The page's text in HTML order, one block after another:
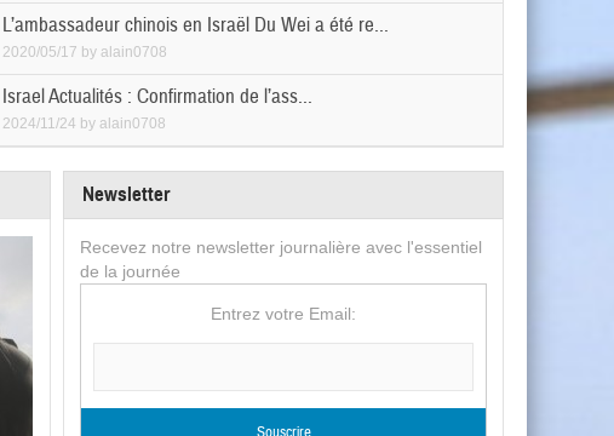
L’ambassadeur chinois en Israël Du Wei a été re...
2020/05/17 by alain0708
Israel Actualités : Confirmation de l’ass...
2024/11/24 by alain0708
Newsletter
Recevez notre newsletter journalière avec l'essentiel
de la journée
Entrez votre Email: